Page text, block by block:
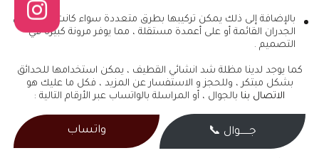
بالإضافة إلى ذلك يمكن تركيبها بطرق متعددة سواء كانت مثبتة على
الجدران القائمة أو على أعمدة مستقلة ، مما يوفر مرونة كبيرة في
التصميم .
كما يوجد لدينا مظلة شد انشائي القطيف ، يمكن استخدامها للحدائق
بشكل مبتكر ، وللحجز و الاستفسار عن المزيد ، فكل ما عليك هو
الاتصال بنا بالجوال ، أو المراسلة بالواتساب عبر الأرقام التالية :
جــــــوال 📞 واتساب